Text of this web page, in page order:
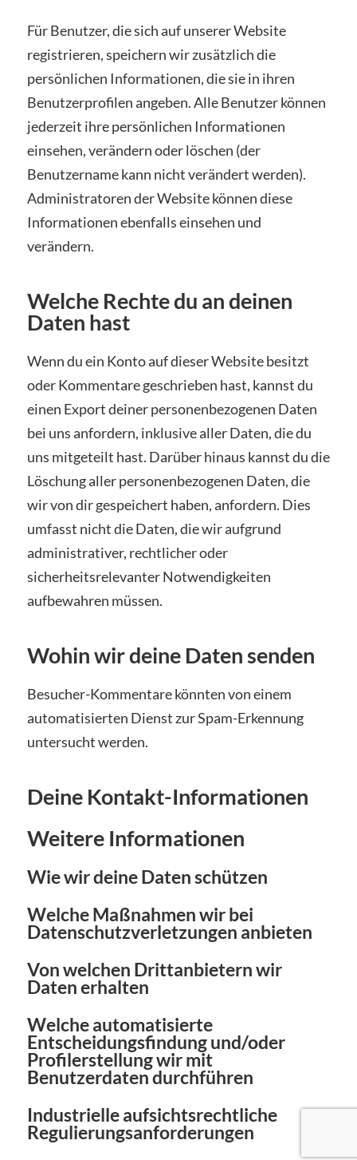
Für Benutzer, die sich auf unserer Website
registrieren, speichern wir zusätzlich die
persönlichen Informationen, die sie in ihren
Benutzerprofilen angeben. Alle Benutzer können
jederzeit ihre persönlichen Informationen
einsehen, verändern oder löschen (der
Benutzername kann nicht verändert werden).
Administratoren der Website können diese
Informationen ebenfalls einsehen und
verändern.
Welche Rechte du an deinen
Daten hast
Wenn du ein Konto auf dieser Website besitzt
oder Kommentare geschrieben hast, kannst du
einen Export deiner personenbezogenen Daten
bei uns anfordern, inklusive aller Daten, die du
uns mitgeteilt hast. Darüber hinaus kannst du die
Löschung aller personenbezogenen Daten, die
wir von dir gespeichert haben, anfordern. Dies
umfasst nicht die Daten, die wir aufgrund
administrativer, rechtlicher oder
sicherheitsrelevanter Notwendigkeiten
aufbewahren müssen.
Wohin wir deine Daten senden
Besucher-Kommentare könnten von einem
automatisierten Dienst zur Spam-Erkennung
untersucht werden.
Deine Kontakt-Informationen
Weitere Informationen
Wie wir deine Daten schützen
Welche Maßnahmen wir bei
Datenschutzverletzungen anbieten
Von welchen Drittanbietern wir
Daten erhalten
Welche automatisierte
Entscheidungsfindung und/oder
Profilerstellung wir mit
Benutzerdaten durchführen
Industrielle aufsichtsrechtliche
Regulierungsanforderungen